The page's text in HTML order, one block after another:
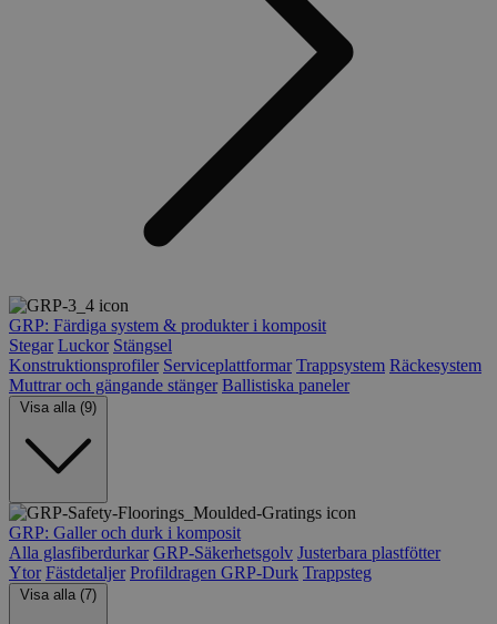
GRP: Färdiga system & produkter i komposit
Stegar Luckor Stängsel
Konstruktionsprofiler Serviceplattformar Trappsystem Räckesystem
Muttrar och gängande stänger Ballistiska paneler
Visa alla (9)
GRP: Galler och durk i komposit
Alla glasfiberdurkar GRP-Säkerhetsgolv Justerbara plastfötter
Ytor Fästdetaljer Profildragen GRP-Durk Trappsteg
Visa alla (7)